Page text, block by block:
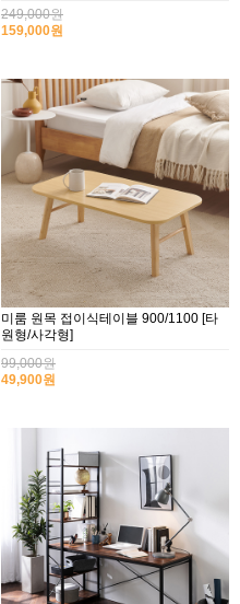
249,000원
159,000원
미룸 원목 접이식테이블 900/1100 [타
원형/사각형]
99,000원
49,900원